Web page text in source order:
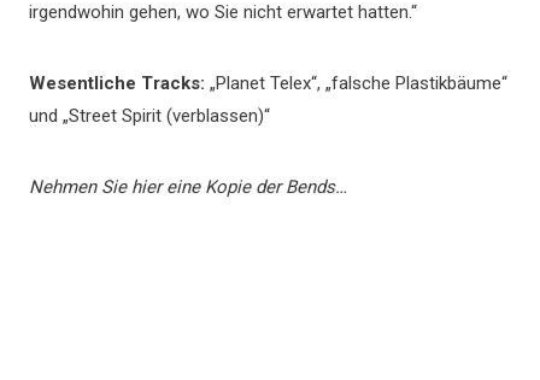
irgendwohin gehen, wo Sie nicht erwartet hatten.“
Wesentliche Tracks: „Planet Telex“, „falsche Plastikbäume“
und „Street Spirit (verblassen)“
Nehmen Sie hier eine Kopie der Bends…